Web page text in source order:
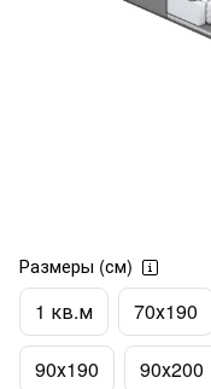
Размеры (см)
1 кв.м 70х190
90х190 90х200